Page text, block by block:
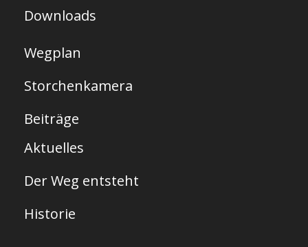
e
Downloads
Wegplan
Storchenkamera
Beiträge
Aktuelles
Der Weg entsteht
Historie